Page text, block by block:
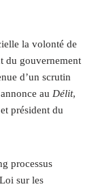
la volonté de
du gouvernement
d’un scrutin
au Délit,
président du
processus
sur les